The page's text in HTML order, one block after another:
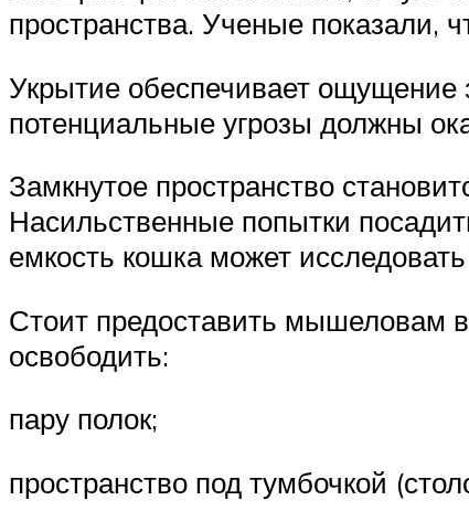
пространства. Ученые показали,
Укрытие обеспечивает ощущение
потенциальные угрозы должны
Замкнутое пространство
Насильственные попытки
емкость кошка может
Стоит предоставить мышеловам
освободить:
пару полок;
пространство под тумбочкой